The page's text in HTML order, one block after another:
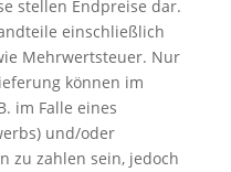
stellen Endpreise dar.
einschließlich
Mehrwertsteuer. Nur
können im
im Falle eines
und/oder
zu zahlen sein, jedoch